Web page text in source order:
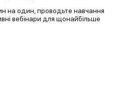
на один, проводьте навчання
вебінари для щонайбільше